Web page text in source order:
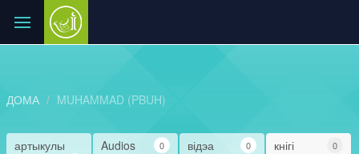
ДОМА MUHAMMAD (PBUH)
кнігі 0
відэа 0
Audios 0
артыкулы